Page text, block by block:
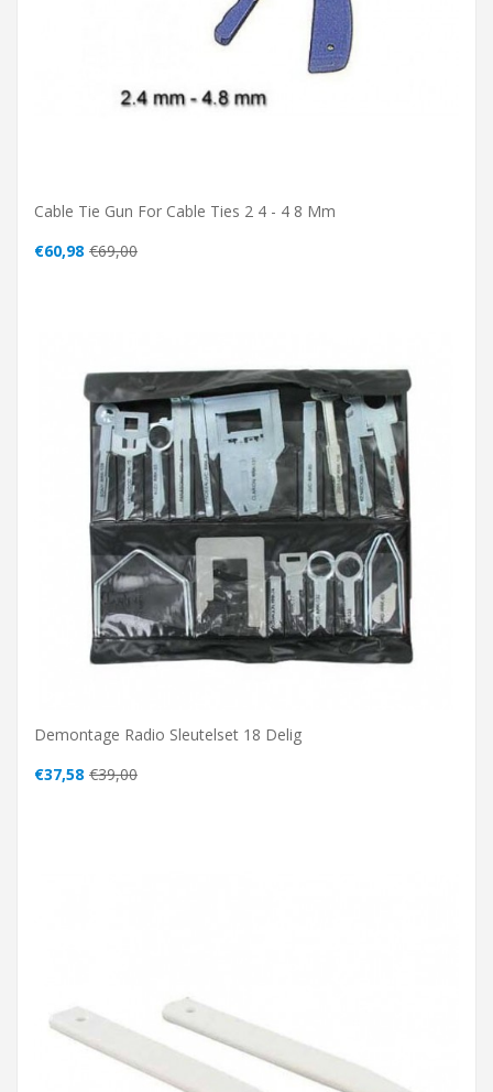
Cable Tie Gun For Cable Ties 2 4 - 4 8 Mm
€60,98 €69,00
Demontage Radio Sleutelset 18 Delig
€37,58 €39,00